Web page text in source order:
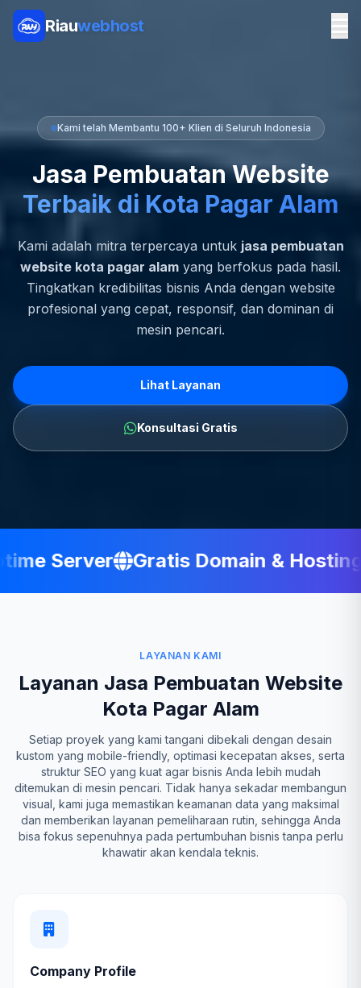
Riauwebhost
Kami telah Membantu 100+ Klien di Seluruh Indonesia
Jasa Pembuatan Website
Terbaik di Kota Pagar Alam
Kami adalah mitra terpercaya untuk jasa pembuatan
website kota pagar alam yang berfokus pada hasil.
Tingkatkan kredibilitas bisnis Anda dengan website
profesional yang cepat, responsif, dan dominan di
mesin pencari.
Lihat Layanan
Konsultasi Gratis
Server Gratis Domain & Hosting
LAYANAN KAMI
Layanan Jasa Pembuatan Website
Kota Pagar Alam
Setiap proyek yang kami tangani dibekali dengan desain
kustom yang mobile-friendly, optimasi kecepatan akses, serta
struktur SEO yang kuat agar bisnis Anda lebih mudah
ditemukan di mesin pencari. Tidak hanya sekadar membangun
visual, kami juga memastikan keamanan data yang maksimal
dan memberikan layanan pemeliharaan rutin, sehingga Anda
bisa fokus sepenuhnya pada pertumbuhan bisnis tanpa perlu
khawatir akan kendala teknis.
Company Profile